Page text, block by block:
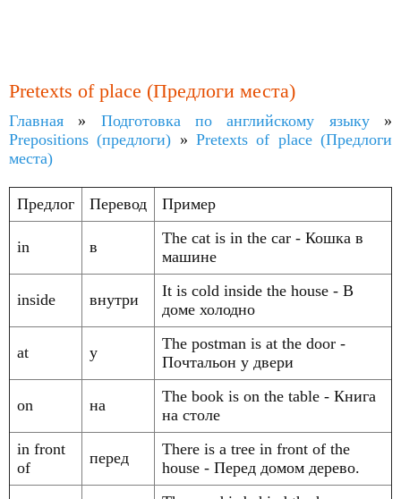
Pretexts of place (Предлоги места)
Главная » Подготовка по английскому языку»
Prepositions (предлоги) »Pretexts of place (Предлоги
места)
Предлог Перевод Пример
in в
The cat is in the car - Кошка в
машине
inside внутри
It is cold inside the house - В
доме холодно
at у
The postman is at the door -
Почтальон у двери
on на
The book is on the table - Книга
на столе
in front
of
перед
There is a tree in front of the
house - Перед домом дерево.